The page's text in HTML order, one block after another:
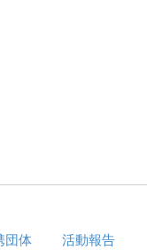
団体 活動報告